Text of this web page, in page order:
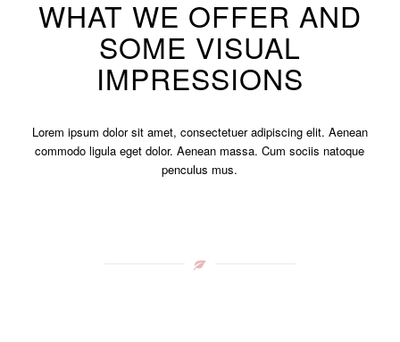
WHAT WE OFFER AND
SOME VISUAL
IMPRESSIONS
Lorem ipsum dolor sit amet, consectetuer adipiscing elit. Aenean
commodo ligula eget dolor. Aenean massa. Cum sociis natoque
penculus mus.